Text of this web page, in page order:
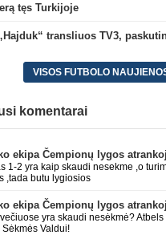
tęs Turkijoje
VISOS FUTBOLO
komentarai
1-2 yra kaip skaudi nesekme ,o
,tada butu lygiosios
yra skaudi nesėkmė?
Valdui!